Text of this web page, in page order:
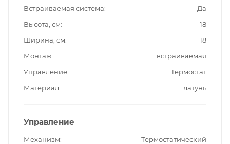
Встраиваемая система
Да
Высота, см
18
Ширина, см
18
Монтаж
встраиваемая
Управление
Термостат
Материал
латунь
Управление
Механизм
Термостатический